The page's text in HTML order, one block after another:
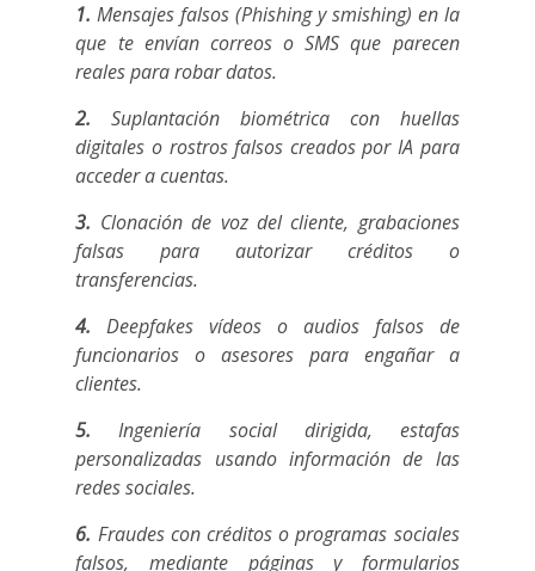
1.Mensajes falsos (Phishing y smishing) en la
que te envían correos o SMS que parecen
reales para robar datos.
2.Suplantación biométrica con huellas
digitales o rostros falsos creados por IA para
acceder a cuentas.
3. Clonación de voz del cliente, grabaciones
falsas para autorizar créditos o
transferencias.
4. Deepfakes vídeos o audios falsos de
funcionarios o asesores para engañar a
clientes.
5.Ingeniería social dirigida, estafas
personalizadas usando información de las
redes sociales.
6. Fraudes con créditos o programas sociales
falsos, mediante páginas y formularios